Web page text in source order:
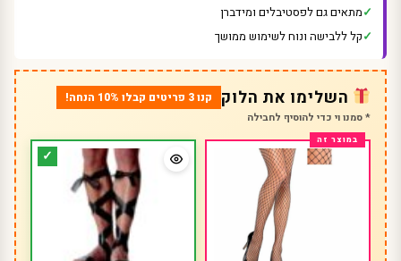
מתאים גם לפסטיבלים ומידברן
קל ללבישה ונוח לשימוש ממושך
השלימו את הלוק קנו 3 פריטים קבלו 10% הנחה!
* סמנו וי כדי להוסיף לחבילה